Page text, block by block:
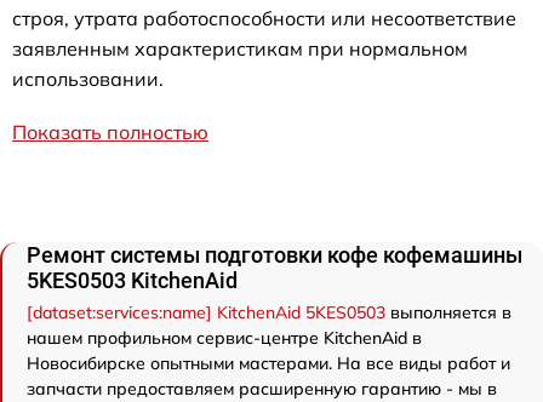
строя, утрата работоспособности или несоответствие
заявленным характеристикам при нормальном
использовании.
Показать полностью
Ремонт системы подготовки кофе кофемашины
5KES0503 KitchenAid
[dataset:services:name] KitchenAid 5KES0503 выполняется в
нашем профильном сервис-центре KitchenAid в
Новосибирске опытными мастерами. На все виды работ и
запчасти предоставляем расширенную гарантию - мы в